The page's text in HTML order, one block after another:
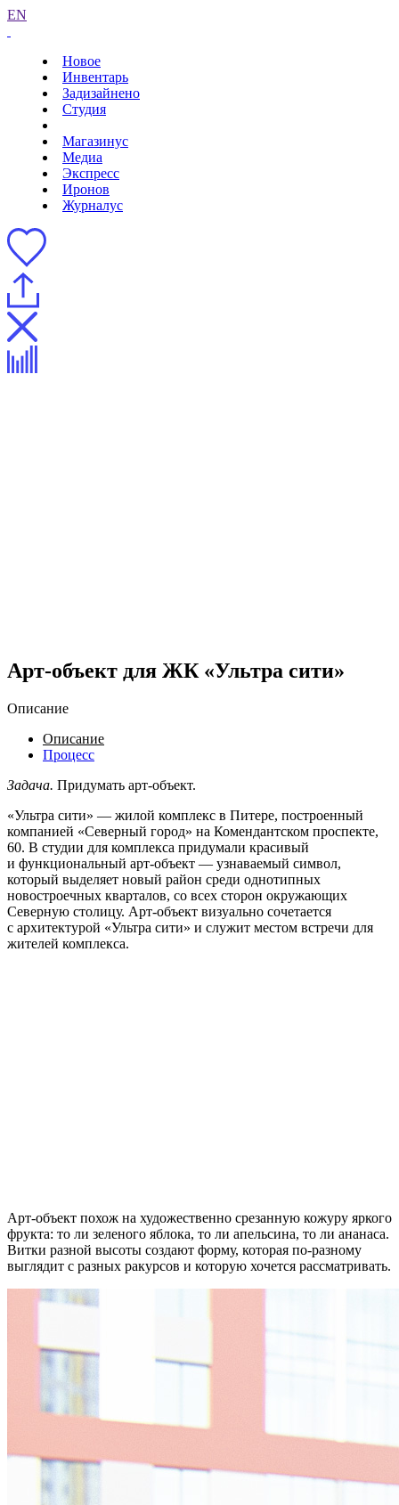
EN
Новое
Инвентарь
Задизайнено
Студия
Магазинус
Медиа
Экспресс
Иронов
Журналус
Арт-объект для ЖК «Ультра сити»
Описание
Описание
Процесс
Задача. Придумать арт-объект.
«Ультра сити» — жилой комплекс в Питере, построенный
компанией «Северный город» на Комендантском проспекте,
60. В студии для комплекса придумали красивый
и функциональный арт-объект — узнаваемый символ,
который выделяет новый район среди однотипных
новостроечных кварталов, со всех сторон окружающих
Северную столицу. Арт-объект визуально сочетается
с архитектурой «Ультра сити» и служит местом встречи для
жителей комплекса.
Арт-объект похож на художественно срезанную кожуру яркого
фрукта: то ли зеленого яблока, то ли апельсина, то ли ананаса.
Витки разной высоты создают форму, которая по-разному
выглядит с разных ракурсов и которую хочется рассматривать.